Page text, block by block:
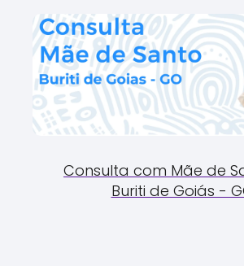
Consulta com Mãe de
Buriti de Goiás -